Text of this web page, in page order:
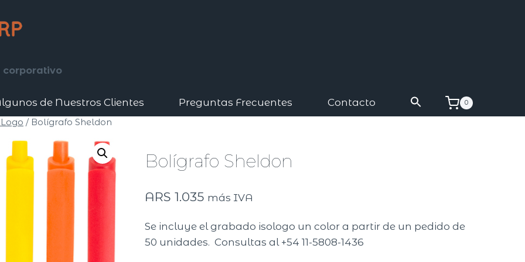
corporativo
de Nuestros Clientes Preguntas Frecuentes Contacto 0
/ Bolígrafo Sheldon
Bolígrafo Sheldon
ARS 1.035 más IVA
Se incluye el grabado isologo un color a partir de un pedido de
50 unidades. Consultas al +54 11-5808-1436